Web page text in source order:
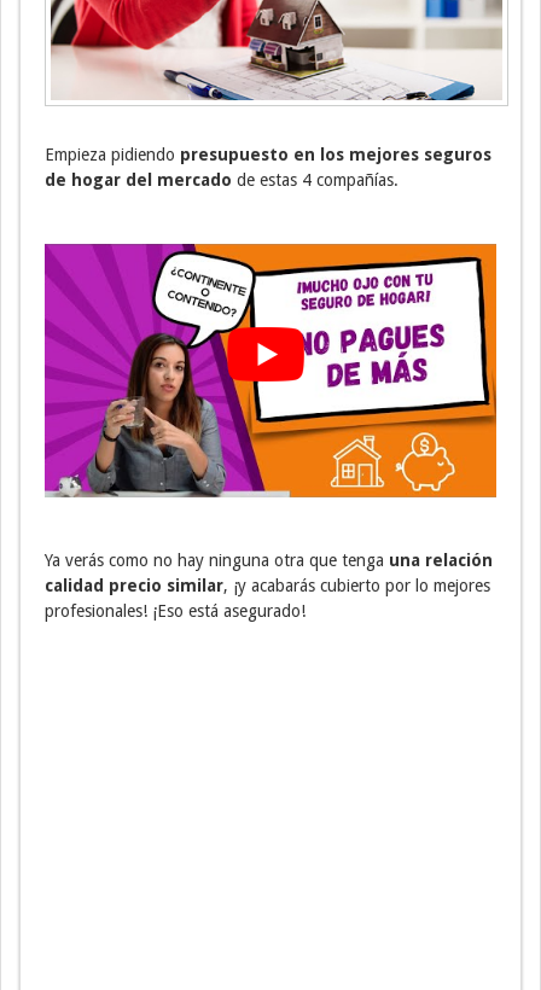
Empieza pidiendo presupuesto en los mejores seguros
de hogar del mercado de estas 4 compañías.
Ya verás como no hay ninguna otra que tenga una relación
calidad precio similar, ¡y acabarás cubierto por lo mejores
profesionales! ¡Eso está asegurado!